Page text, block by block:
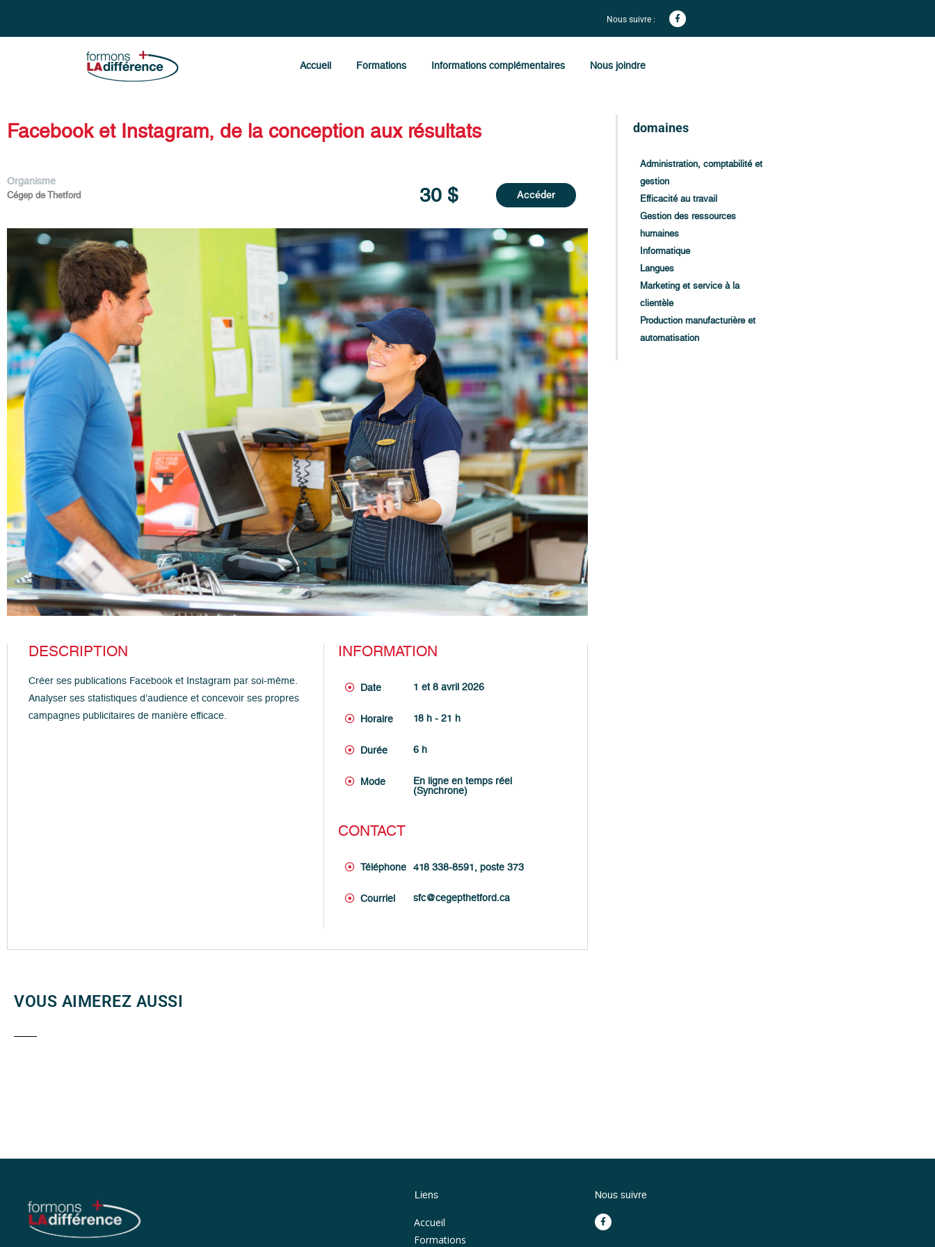
Nous suivre :
Accueil Formations Informations complémentaires Nous joindre
Facebook et Instagram, de la conception aux résultats
Organisme
Cégep de Thetford 30 $ Accéder
DESCRIPTION
Créer ses publications Facebook et Instagram par soi-même.
Analyser ses statistiques d’audience et concevoir ses propres
campagnes publicitaires de manière efficace.
INFORMATION
Date 1 et 8 avril 2026
Horaire 18 h - 21 h
Durée 6 h
Mode
En ligne en temps réel
(Synchrone)
CONTACT
Téléphone 418 338-8591, poste 373
Courriel sfc@cegepthetford.ca
VOUS AIMEREZ AUSSI
domaines
Administration, comptabilité et
gestion
Efficacité au travail
Gestion des ressources
humaines
Informatique
Langues
Marketing et service à la
clientèle
Production manufacturière et
automatisation
Liens
Accueil
Formations
Nous suivre